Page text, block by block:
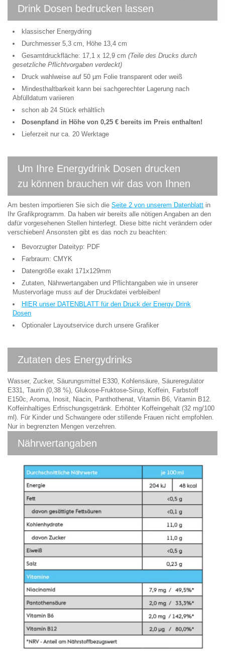
Drink Dosen bedrucken lassen
klassischer Energydring
Durchmesser 5,3 cm, Höhe 13,4 cm
Gesamtdruckfläche: 17,1 x 12,9 cm (Teile des Drucks durch
gesetzliche Pflichtvorgaben verdeckt)
Druck wahlweise auf 50 µm Folie transparent oder weiß
Mindesthaltbarkeit kann bei sachgerechter Lagerung nach
Abfülldatum variieren
schon ab 24 Stück erhältlich
Dosenpfand in Höhe von 0,25 € bereits im Preis enthalten!
Lieferzeit nur ca. 20 Werktage
Um Ihre Energydrink Dosen drucken
zu können brauchen wir das von Ihnen
Am besten importieren Sie sich die Seite 2 von unserem Datenblatt in
Ihr Grafikprogramm. Da haben wir bereits alle nötigen Angaben an den
dafür vorgesehenen Stellen hinterlegt. Diese bitte nicht verändern oder
verschieben! Ansonsten gibt es das noch zu beachten:
Bevorzugter Dateityp: PDF
Farbraum: CMYK
Datengröße exakt 171x129mm
Zutaten, Nährwertangaben und Pflichtangaben wie in unserer
Mustervorlage muss auf der Druckdatei verbleiben!
HIER unser DATENBLATT für den Druck der Energy Drink
Dosen
Optionaler Layoutservice durch unsere Grafiker
Zutaten des Energydrinks
Wasser, Zucker, Säurungsmittel E330, Kohlensäure, Säureregulator
E331, Taurin (0,38 %), Glukose-Fruktose-Sirup, Koffein, Farbstoff
E150c, Aroma, Inosit, Niacin, Panthothenat, Vitamin B6, Vitamin B12.
Koffeinhaltiges Erfrischungsgetränk. Erhöhter Koffeingehalt (32 mg/100
ml). Für Kinder und Schwangere oder stillende Frauen nicht empfohlen.
Nur in begrenzten Mengen verzehren.
Nährwertangaben